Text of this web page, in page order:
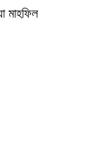
মাহফিল